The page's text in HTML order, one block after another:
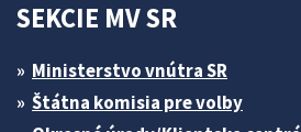
SEKCIE MV SR
Ministerstvo vnútra SR
Štátna komisia pre volby